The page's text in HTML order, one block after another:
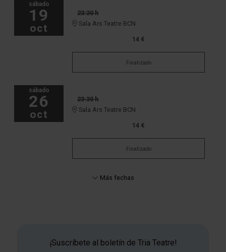
sábado
19
oct
23:30 h
Sala Ars Teatre BCN
14 €
Finalizado
sábado
26
oct
23:30 h
Sala Ars Teatre BCN
14 €
Finalizado
Más fechas
¡Suscríbete al boletín de Tria Teatre!